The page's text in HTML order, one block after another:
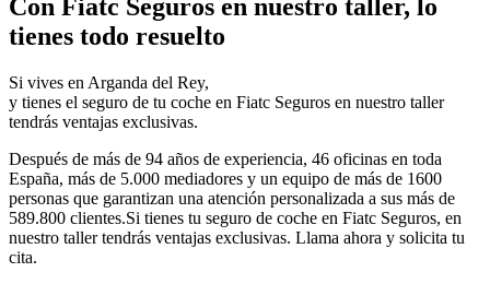
Con Fiatc Seguros en nuestro taller, lo
tienes todo resuelto
Si vives en Arganda del Rey,
y tienes el seguro de tu coche en Fiatc Seguros en nuestro taller
tendrás ventajas exclusivas.
Después de más de 94 años de experiencia, 46 oficinas en toda
España, más de 5.000 mediadores y un equipo de más de 1600
personas que garantizan una atención personalizada a sus más de
589.800 clientes.Si tienes tu seguro de coche en Fiatc Seguros, en
nuestro taller tendrás ventajas exclusivas. Llama ahora y solicita tu
cita.